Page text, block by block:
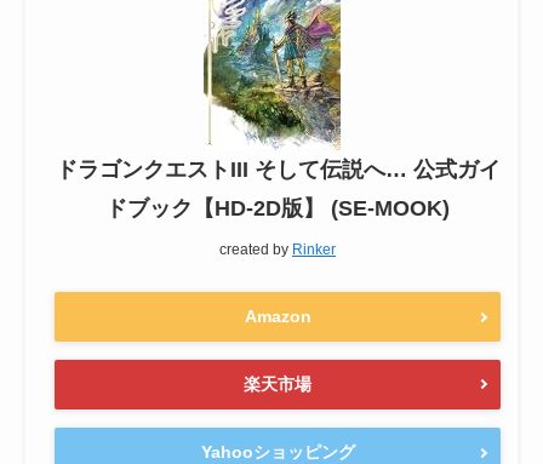
ドラゴンクエストIII そして伝説へ… 公式ガイ
ドブック【HD-2D版】 (SE-MOOK)
created by Rinker
Amazon
楽天市場
Yahooショッピング